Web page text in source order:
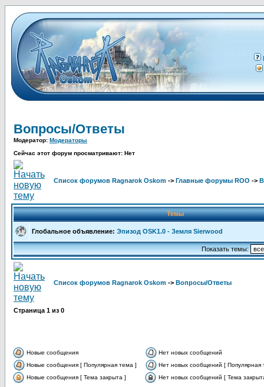
Вопросы/Ответы
Модератор: Модераторы
Сейчас этот форум просматривают: Нет
Список форумов Ragnarok Oskom -> Главные форумы ROO ->
Темы
Глобальное объявление: Эпизод OSK1.0 - Земля Sierwood
Показать темы:
Список форумов Ragnarok Oskom -> Вопросы/Ответы
Страница 1 из 0
Новые сообщения
Нет новых сообщений
Новые сообщения [ Популярная тема ]
Нет новых сообщений [ Популярная
Новые сообщения [ Тема закрыта ]
Нет новых сообщений [ Тема